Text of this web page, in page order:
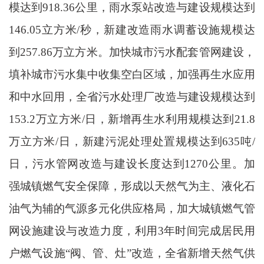
模达到918.36公里，雨水泵站改造与建设规模达到
146.05立方米/秒，新建改造雨水调蓄设施规模达
到257.86万立方米。加快城市污水配套管网建设，
填补城市污水集中收集空白区域，加强再生水应用
和中水回用，全省污水处理厂改造与建设规模达到
153.2万立方米/日，新增再生水利用规模达到21.8
万立方米/日，新建污泥处理处置规模达到635吨/
日，污水管网改造与建设长度达到1270公里。加
强城镇燃气安全保障，形成以天然气为主、液化石
油气为辅的气源多元化供应格局，加大城镇燃气管
网设施建设与改造力度，利用3年时间完成居民用
户燃气设施“阀、管、灶”改造，全省新增天然气供